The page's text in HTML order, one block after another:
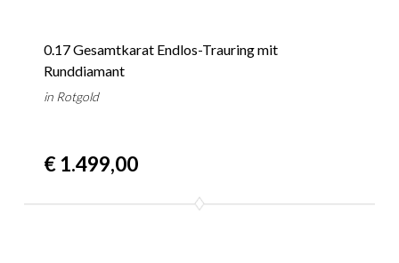
0.17 Gesamtkarat Endlos-Trauring mit
Runddiamant
in Rotgold
€ 1.499,00